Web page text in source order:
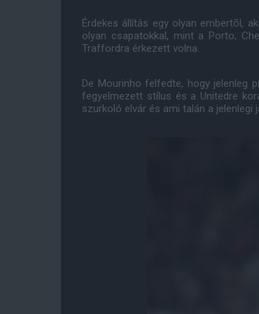
Érdekes állítás egy olyan embertõl,
olyan csapatokkal, mint a Porto,
Traffordra érkezett volna.
De Mourinho felfedte, hogy jelenleg
fegyelmezett stílus és a Unitedre
szurkoló elvár és ami talán a jelenlegi